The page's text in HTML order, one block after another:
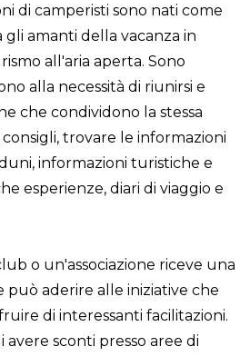
di camperisti sono nati come
amanti della vacanza in
all'aria aperta. Sono
alla necessità di riunirsi e
che condividono la stessa
consigli, trovare le informazioni
informazioni turistiche e
esperienze, diari di viaggio e
o un'associazione riceve una
può aderire alle iniziative che
di interessanti facilitazioni.
sconti presso aree di